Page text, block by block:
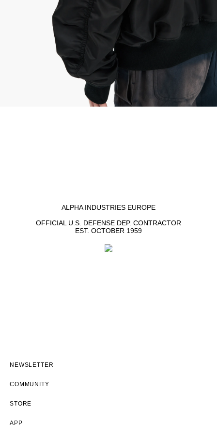
ALPHA INDUSTRIES EUROPE
OFFICIAL U.S. DEFENSE DEP. CONTRACTOR
EST. OCTOBER 1959
NEWSLETTER
COMMUNITY
STORE
APP